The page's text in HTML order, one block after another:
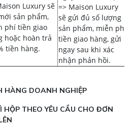
Luxury sẽ
sản phẩm,
phí tiền giao
hoặc hoàn trả
tiền hàng.
=> Maison Luxury
sẽ gửi đủ số lượng
sản phẩm, miễn phí
tiền giao hàng, gửi
ngay sau khi xác
nhận phản hồi.
HÀNG DOANH NGHIỆP
HỘP THEO YÊU CẦU CHO ĐƠN